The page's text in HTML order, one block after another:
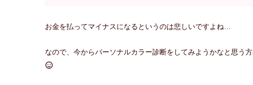
お金を払ってマイナスになるというのは悲しいですよね…
なので、今からパーソナルカラー診断をしてみようかなと思う